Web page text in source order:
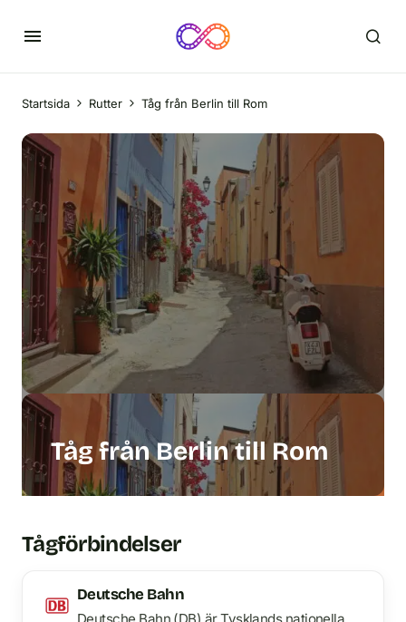
Startsida Rutter Tåg från Berlin till Rom
Tåg från Berlin till Rom
Tågförbindelser
Deutsche Bahn
Deutsche Bahn(DB) är Tysklands nationella